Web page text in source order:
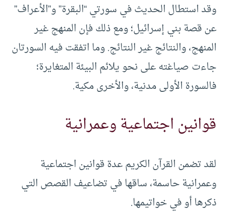
وقد استطال الحديث في سورتي “البقرة” و”الأعراف”
عن قصة بني إسرائيل؛ ومع ذلك فإن المنهج غير
المنهج، والنتائج غير النتائج. وما اتفقت فيه السورتان
جاءت صياغته على نحو يلائم البيئة المتغايرة؛
فالسورة الأولى مدنية، والأخرى مكية.
قوانين اجتماعية وعمرانية
لقد تضمن القرآن الكريم عدة قوانين اجتماعية
وعمرانية حاسمة، ساقها في تضاعيف القصص التي
ذكرها أو في خواتيمها.